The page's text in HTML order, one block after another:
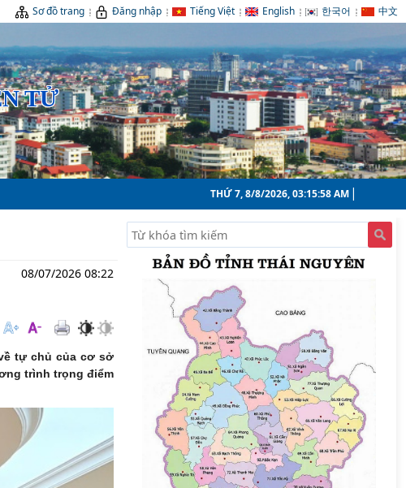
Sơ đồ trang Đăng nhập Tiếng Việt English 한국어 中文
TỬ
THỨ 7, 8/8/2026, 03:16:00 AM
08/07/2026 08:22
tự chủ của cơ sở
trình trọng điểm